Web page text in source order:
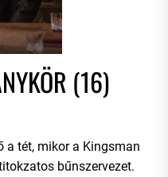
(16)
a tét, mikor a Kingsman
bűnszervezet.